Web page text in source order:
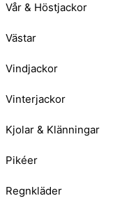
Vår & Höstjackor
Västar
Vindjackor
Vinterjackor
Kjolar & Klänningar
Pikéer
Regnkläder